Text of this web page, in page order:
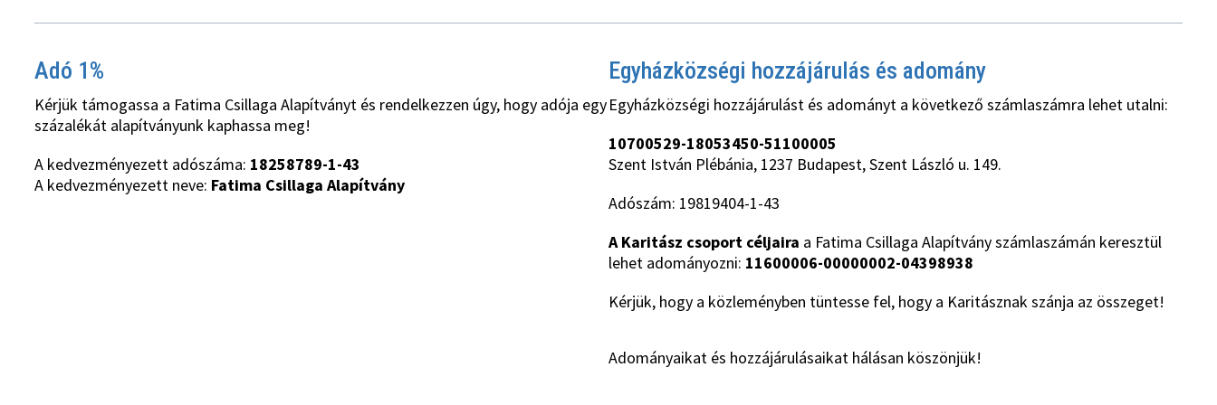
Adó 1%
Kérjük támogassa a Fatima Csillaga Alapítványt és rendelkezzen úgy, hogy adója egy
százalékát alapítványunk kaphassa meg!
A kedvezményezett adószáma: 18258789-1-43
A kedvezményezett neve: Fatima Csillaga Alapítvány
Egyházközségi hozzájárulás és adomány
Egyházközségi hozzájárulást és adományt a következő számlaszámra lehet utalni:
10700529-18053450-51100005
Szent István Plébánia, 1237 Budapest, Szent László u. 149.
Adószám: 19819404-1-43
A Karitász csoport céljaira a Fatima Csillaga Alapítvány számlaszámán keresztül
lehet adományozni: 11600006-00000002-04398938
Kérjük, hogy a közleményben tüntesse fel, hogy a Karitásznak szánja az összeget!
Adományaikat és hozzájárulásaikat hálásan köszönjük!